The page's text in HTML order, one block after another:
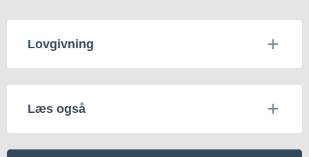
Lovgivning
Læs også